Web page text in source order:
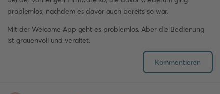
problemlos, nachdem es davor auch bereits so war.
Mit der Welcome App geht es problemlos. Aber die Bedienung
ist grauenvoll und veraltet.
Kommentieren